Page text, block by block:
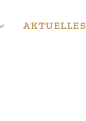
AKTUELLES